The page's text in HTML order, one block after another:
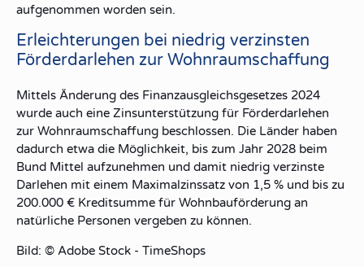
aufgenommen worden sein.
Erleichterungen bei niedrig verzinsten
Förderdarlehen zur Wohnraumschaffung
Mittels Änderung des Finanzausgleichsgesetzes 2024
wurde auch eine Zinsunterstützung für Förderdarlehen
zur Wohnraumschaffung beschlossen. Die Länder haben
dadurch etwa die Möglichkeit, bis zum Jahr 2028 beim
Bund Mittel aufzunehmen und damit niedrig verzinste
Darlehen mit einem Maximalzinssatz von 1,5 % und bis zu
200.000 € Kreditsumme für Wohnbauförderung an
natürliche Personen vergeben zu können.
Bild: © Adobe Stock - TimeShops